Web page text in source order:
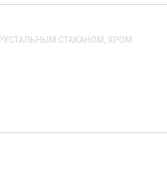
СТАКАНОМ, ХРОМ